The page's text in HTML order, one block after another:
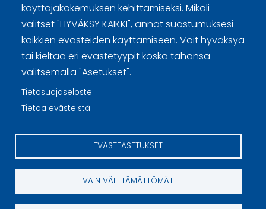
käyttäjäkokemuksen kehittämiseksi. Mikäli
valitset "HYVÄKSY KAIKKI", annat suostumuksesi
kaikkien evästeiden käyttämiseen. Voit hyväksyä
tai kieltää eri evästetyypit koska tahansa
valitsemalla "Asetukset".
Tietosuojaseloste
Tietoa evästeistä
EVÄSTEASETUKSET
VAIN VÄLTTÄMÄTTÖMÄT
Evästeasetukset